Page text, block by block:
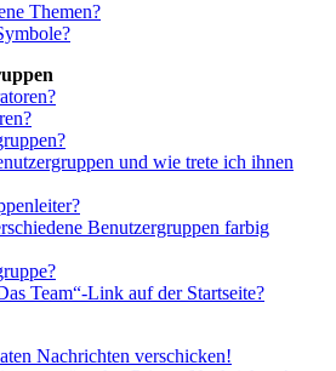
Themen?
und wie trete ich ihnen
Benutzergruppen farbig
Team“-Link auf der Startseite?
Nachrichten verschicken!